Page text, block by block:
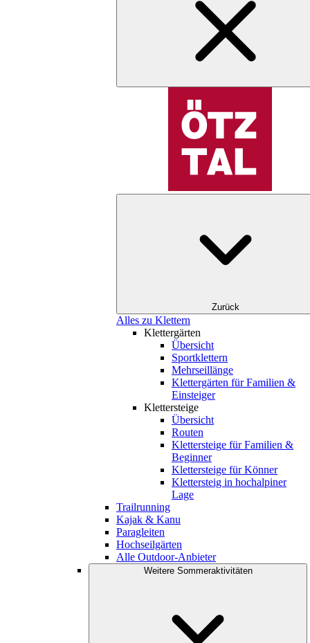
Zurück
Alles zu Klettern
Klettergärten
Übersicht
Sportklettern
Mehrseillänge
Klettergärten für Familien &
Einsteiger
Klettersteige
Übersicht
Routen
Klettersteige für Familien &
Beginner
Klettersteige für Könner
Klettersteig in hochalpiner
Lage
Trailrunning
Kajak & Kanu
Paragleiten
Hochseilgärten
Alle Outdoor-Anbieter
Weitere Sommeraktivitäten